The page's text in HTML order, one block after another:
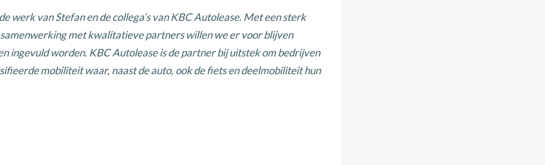
werk van Stefan en de collega’s van KBC Autolease. Met een sterk
met kwalitatieve partners willen we er voor blijven
ingevuld worden. KBC Autolease is de partner bij uitstek om bedrijven
mobiliteit waar, naast de auto, ook de fiets en deelmobiliteit hun